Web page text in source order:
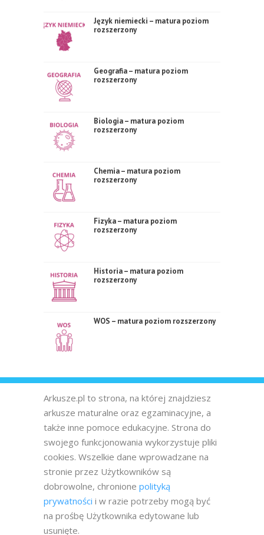
Język niemiecki – matura poziom
rozszerzony
Geografia – matura poziom
rozszerzony
Biologia – matura poziom
rozszerzony
Chemia – matura poziom
rozszerzony
Fizyka – matura poziom
rozszerzony
Historia – matura poziom
rozszerzony
WOS – matura poziom rozszerzony
Arkusze.pl to strona, na której znajdziesz
arkusze maturalne oraz egzaminacyjne, a
także inne pomoce edukacyjne. Strona do
swojego funkcjonowania wykorzystuje pliki
cookies. Wszelkie dane wprowadzane na
stronie przez Użytkowników są
dobrowolne, chronione polityką
prywatności i w razie potrzeby mogą być
na prośbę Użytkownika edytowane lub
usunięte.